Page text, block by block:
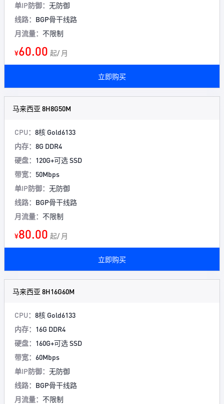
单IP防御： 无防御
线路： BGP骨干线路
月流量： 不限制
¥60.00 起/ 月
立即购买
马来西亚 8H8G50M
CPU： 8核 Gold6133
内存： 8G DDR4
硬盘： 120G+可选 SSD
带宽： 50Mbps
单IP防御： 无防御
线路： BGP骨干线路
月流量： 不限制
¥80.00 起/ 月
立即购买
马来西亚 8H16G60M
CPU： 8核 Gold6133
内存： 16G DDR4
硬盘： 160G+可选 SSD
带宽： 60Mbps
单IP防御： 无防御
线路： BGP骨干线路
月流量： 不限制